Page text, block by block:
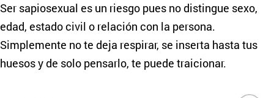
Ser sapiosexual es un riesgo pues no distingue sexo,
edad, estado civil o relación con la persona.
Simplemente no te deja respirar, se inserta hasta tus
huesos y de solo pensarlo, te puede traicionar.